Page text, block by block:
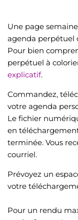
Une page
agenda perpétuel
Pour bien
perpétuel à
explicatif.
Commandez,
votre agenda
Le fichier
en
terminée. Vous
courriel.
Prévoyez un
votre
Pour un rendu